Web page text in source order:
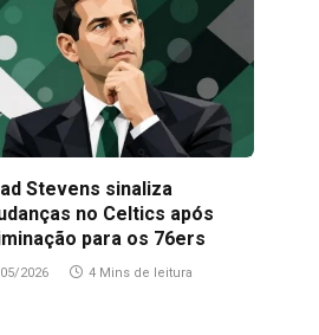
Stevens sinaliza
no Celtics após
para os 76ers
2026 4 Mins de leitura